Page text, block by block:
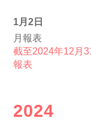
1月2日
月報表
截至2024年12月
報表
2024